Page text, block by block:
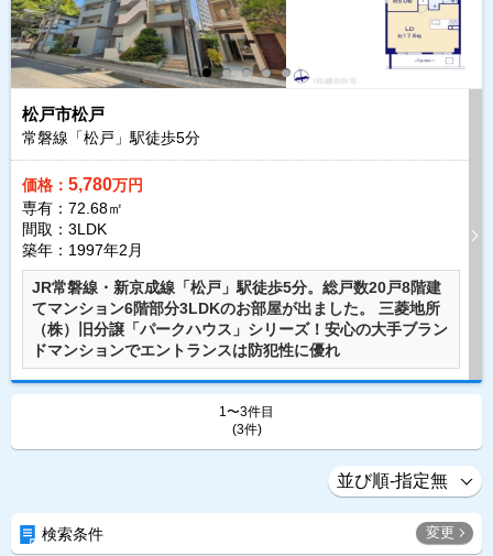
松戸市松戸
常磐線「松戸」駅徒歩5分
価格： 5,780万円
専有：72.68㎡
間取：3LDK
築年：1997年2月
JR常磐線・新京成線「松戸」駅徒歩5分。総戸数20戸8階建
てマンション6階部分3LDKのお部屋が出ました。 三菱地所
（株）旧分譲「パークハウス」シリーズ！安心の大手ブラン
ドマンションでエントランスは防犯性に優れ
1〜3件目
(3件)
検索条件 変更